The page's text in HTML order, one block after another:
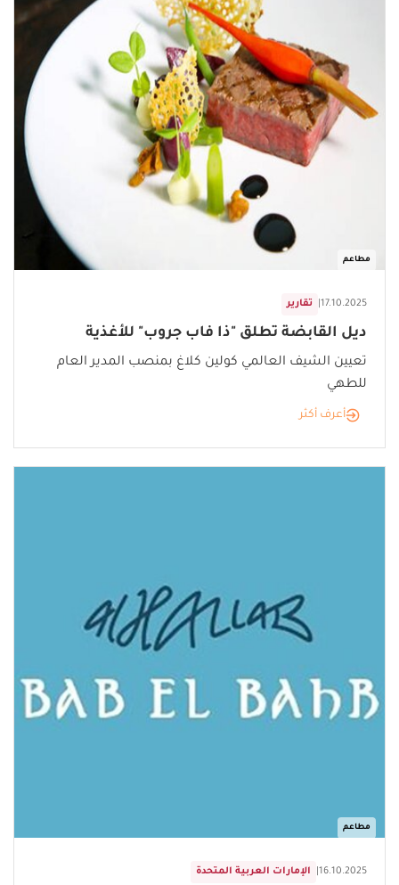
مطاعم
تقارير 17.10.2025
ديل القابضة تطلق "ذا فاب جروب" للأغذية
تعيين الشيف العالمي كولين كلاغ بمنصب المدير العام
للطهي
أعرف أكثر
مطاعم
الإمارات العربية المتحدة 16.10.2025